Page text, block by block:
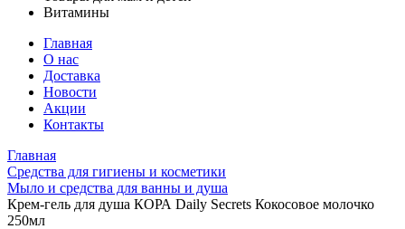
Витамины
Главная
О нас
Доставка
Новости
Акции
Контакты
Главная
Средства для гигиены и косметики
Мыло и средства для ванны и душа
Крем-гель для душа КОРА Daily Secrets Кокосовое молочко
250мл